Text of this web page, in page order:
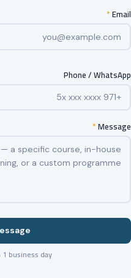
Email
*
Phone / WhatsApp
Message
*
→
business day.